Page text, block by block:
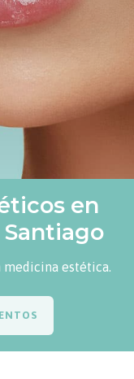
en
medicina estética.